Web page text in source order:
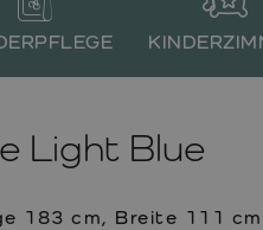
Light Blue
183 cm, Breite 111